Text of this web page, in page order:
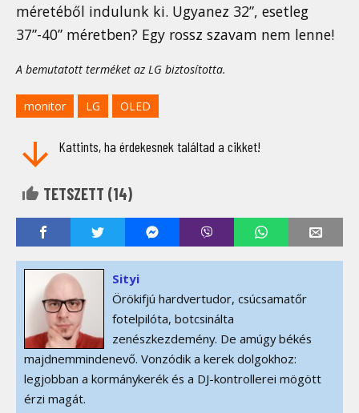
méretéből indulunk ki. Ugyanez 32”, esetleg
37”-40” méretben? Egy rossz szavam nem lenne!
A bemutatott terméket az LG biztosította.
monitor LG OLED
Kattints, ha érdekesnek találtad a cikket!
TETSZETT (14)
Sityi
Örökifjú hardvertudor, csúcsamatőr
fotelpilóta, botcsinálta
zenészkezdemény. De amúgy békés
majdnemmindenevő. Vonzódik a kerek dolgokhoz:
legjobban a kormánykerék és a DJ-kontrollerei mögött
érzi magát.